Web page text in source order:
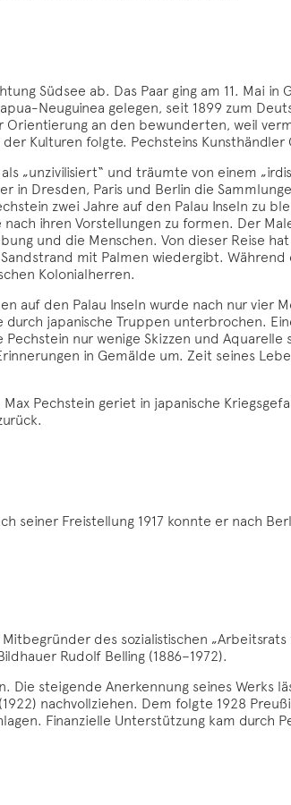
Südsee ab. Das Paar ging am 11. Mai
Neuguinea gelegen, seit 1899 zum
an den bewunderten, weil
Kulturen folgte. Pechsteins
„unzivilisiert“ und träumte von einem
Dresden, Paris und Berlin die
zwei Jahre auf den Palau Inseln zu
ihren Vorstellungen zu formen. Der
und die Menschen. Von dieser Reise
mit Palmen wiedergibt.
Kolonialherren.
auf den Palau Inseln wurde nach nur vier
japanische Truppen unterbrochen.
nur wenige Skizzen und
in Gemälde um. Zeit seines
Pechstein geriet in japanische
seiner Freistellung 1917 konnte er nach
des sozialistischen
Rudolf Belling (1886–1972).
Die steigende Anerkennung seines Werks
nachvollziehen. Dem folgte 1928
Finanzielle Unterstützung kam durch